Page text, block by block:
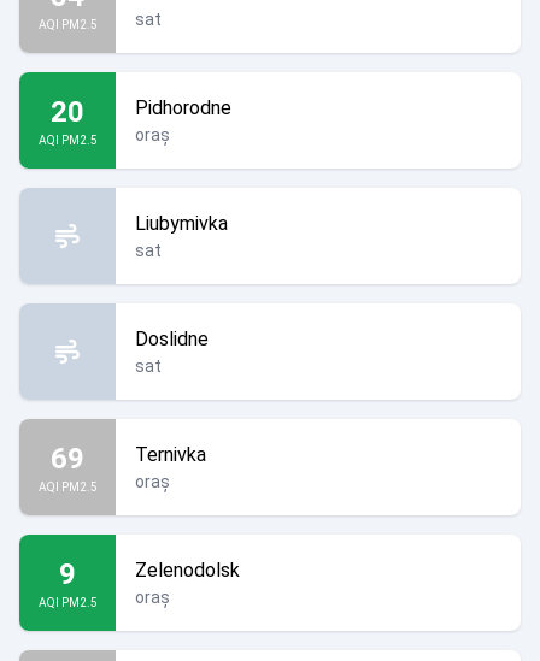
AQI PM2.5 sat
20
AQI PM2.5
Pidhorodne
oraș
Liubymivka
sat
Doslidne
sat
69
AQI PM2.5
Ternivka
oraș
9
AQI PM2.5
Zelenodolsk
oraș